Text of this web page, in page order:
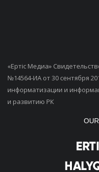
«Ертiс Медиа»
№14564-ИА от 30 сентября
информатизации и
и развитию РК